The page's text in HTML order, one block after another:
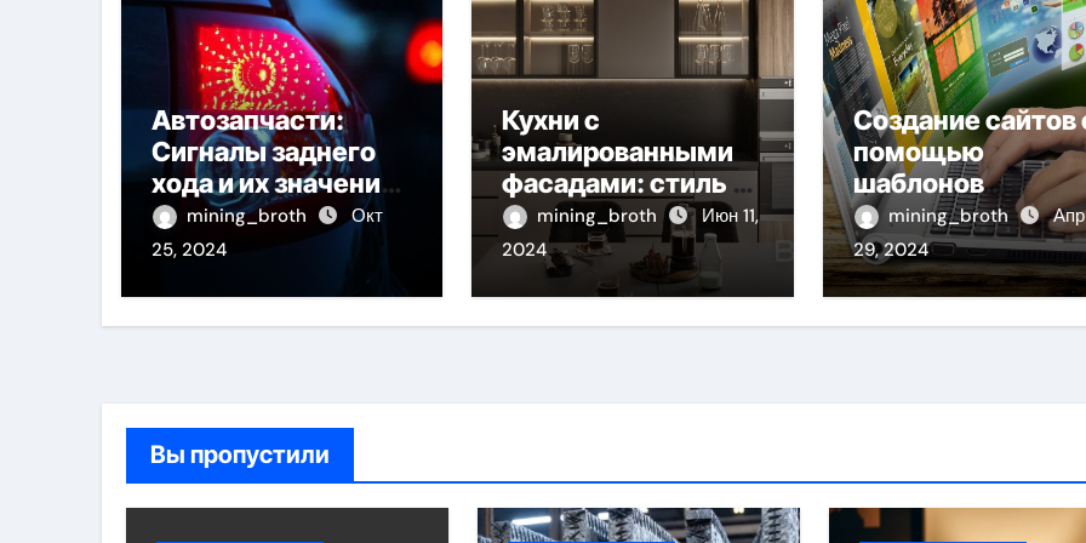
Автозапчасти:
Сигналы заднего
хода и их значение
для безопасности
на дороге
mining_broth
Окт
25, 2024
Кухни с
эмалированными
фасадами: стиль и
практичность в
одном решении
mining_broth
Июн 11,
2024
Создание сайтов
помощью
шаблонов
современных
сайтов: простой
путь к
mining_broth
Апр
29, 2024
Вы пропустили